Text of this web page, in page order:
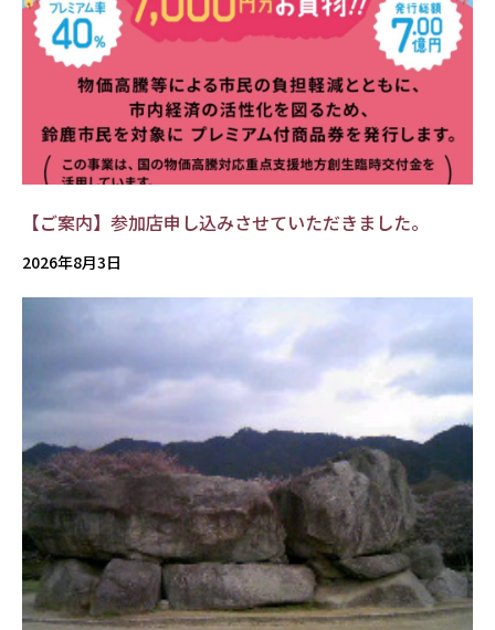
【ご案内】参加店申し込みさせていただきました。
2026年8月3日